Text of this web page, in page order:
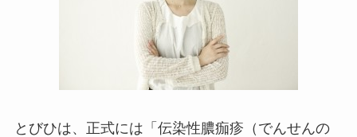
とびひは、正式には「伝染性膿痂疹（でんせんの